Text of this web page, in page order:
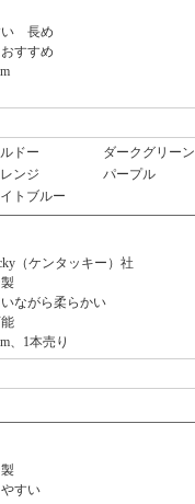
い 長め
すすめ
ドー
ダークグリーン
ンジ
パープル
トブルー
（ケンタッキー）社
ながら柔らかい
、1本売り
すい